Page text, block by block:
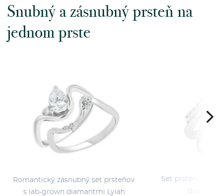
Snubný a zásnubný prsteň na
jednom prste
Romantický zásnubný set prsteňov
s lab-grown diamantmi Lylah
Set prsteňov s
diamantu